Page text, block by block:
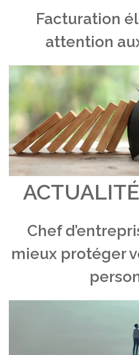
Facturation
attention
Chef
mieux protéger